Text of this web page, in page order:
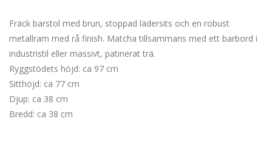
Fräck barstol med brun, stoppad lädersits och en robust
metallram med rå finish. Matcha tillsammans med ett barbord i
industristil eller massivt, patinerat trä.
Ryggstödets höjd: ca 97 cm
Sitthöjd: ca 77 cm
Djup: ca 38 cm
Bredd: ca 38 cm